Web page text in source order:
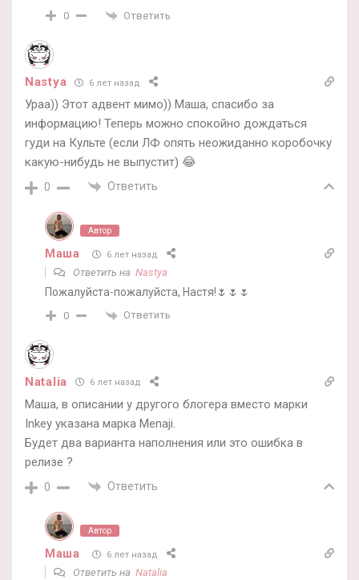
0 Ответить
Nastya 6 лет назад
Ураа)) Этот адвент мимо)) Маша, спасибо за
информацию! Теперь можно спокойно дождаться
гуди на Культе (если ЛФ опять неожиданно коробочку
какую-нибудь не выпустит) 😂
0 Ответить
Автор
Маша 6 лет назад
Ответить на Nastya
Пожалуйста-пожалуйста, Настя!🌷🌷🌷
0 Ответить
Natalia 6 лет назад
Маша, в описании у другого блогера вместо марки
Inkey указана марка Menaji.
Будет два варианта наполнения или это ошибка в
релизе ?
0 Ответить
Автор
Маша 6 лет назад
Ответить на Natalia